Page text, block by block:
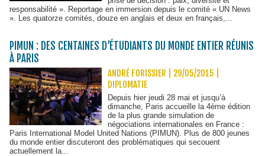
responsabilité ». Reportage en immersion depuis le comité « UN News
». Les quatorze comités, douze en anglais et deux en français,...
PIMUN : DES CENTAINES D’ÉTUDIANTS DU MONDE ENTIER RÉUNIS
À PARIS
ANDRÉ FORISSIER | 29/05/2015
DIPLOMATIE
Depuis hier jeudi 28 mai et jusqu’à
dimanche, Paris accueille la 4ème édition
de la plus grande simulation de
négociations internationales en France :
Paris International Model United Nations (PIMUN). Plus de 800 jeunes
du monde entier discuteront des problématiques qui secouent
actuellement la...